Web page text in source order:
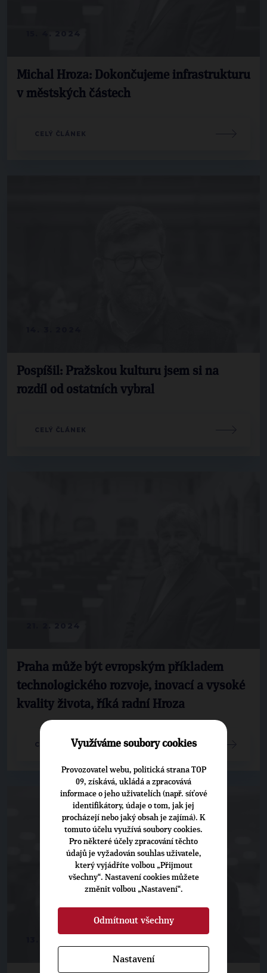
Michal Hroza: Dokončujeme infrastrukturu
v městských částech
CELÝ ČLÁNEK
Pospíšil: Pražskou kulturu jsem si na
rozdíl od ostatních vybral
CELÝ ČLÁNEK
Praha může být evropským příkladem
technologického rozvoje, inovací a vysoké
kvality života, říká radní Hroza
CELÝ ČLÁNEKVyužíváme soubory cookies
Provozovatel webu, politická strana TOP
09, získává, ukládá a zpracovává
informace o jeho uživatelích (např. síťové
identifikátory, údaje o tom, jak jej
procházejí nebo jaký obsah je zajímá). K
tomuto účelu využívá soubory cookies.
Pro některé účely zpracování těchto
údajů je vyžadován souhlas uživatele,
který vyjádříte volbou „Přijmout
všechny“. Nastavení cookies můžete
změnit volbou „Nastavení“.
Odmítnout všechny
Nastavení